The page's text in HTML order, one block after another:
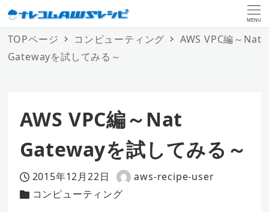
MENU
TOPページ コンピューティング
AWS VPC編～Nat
Gatewayを試してみる～
AWS VPC編～Nat
Gatewayを試してみる～
投稿日
2015年12月22日
著
者
aws-recipe-user
カテゴリー
コンピューティング